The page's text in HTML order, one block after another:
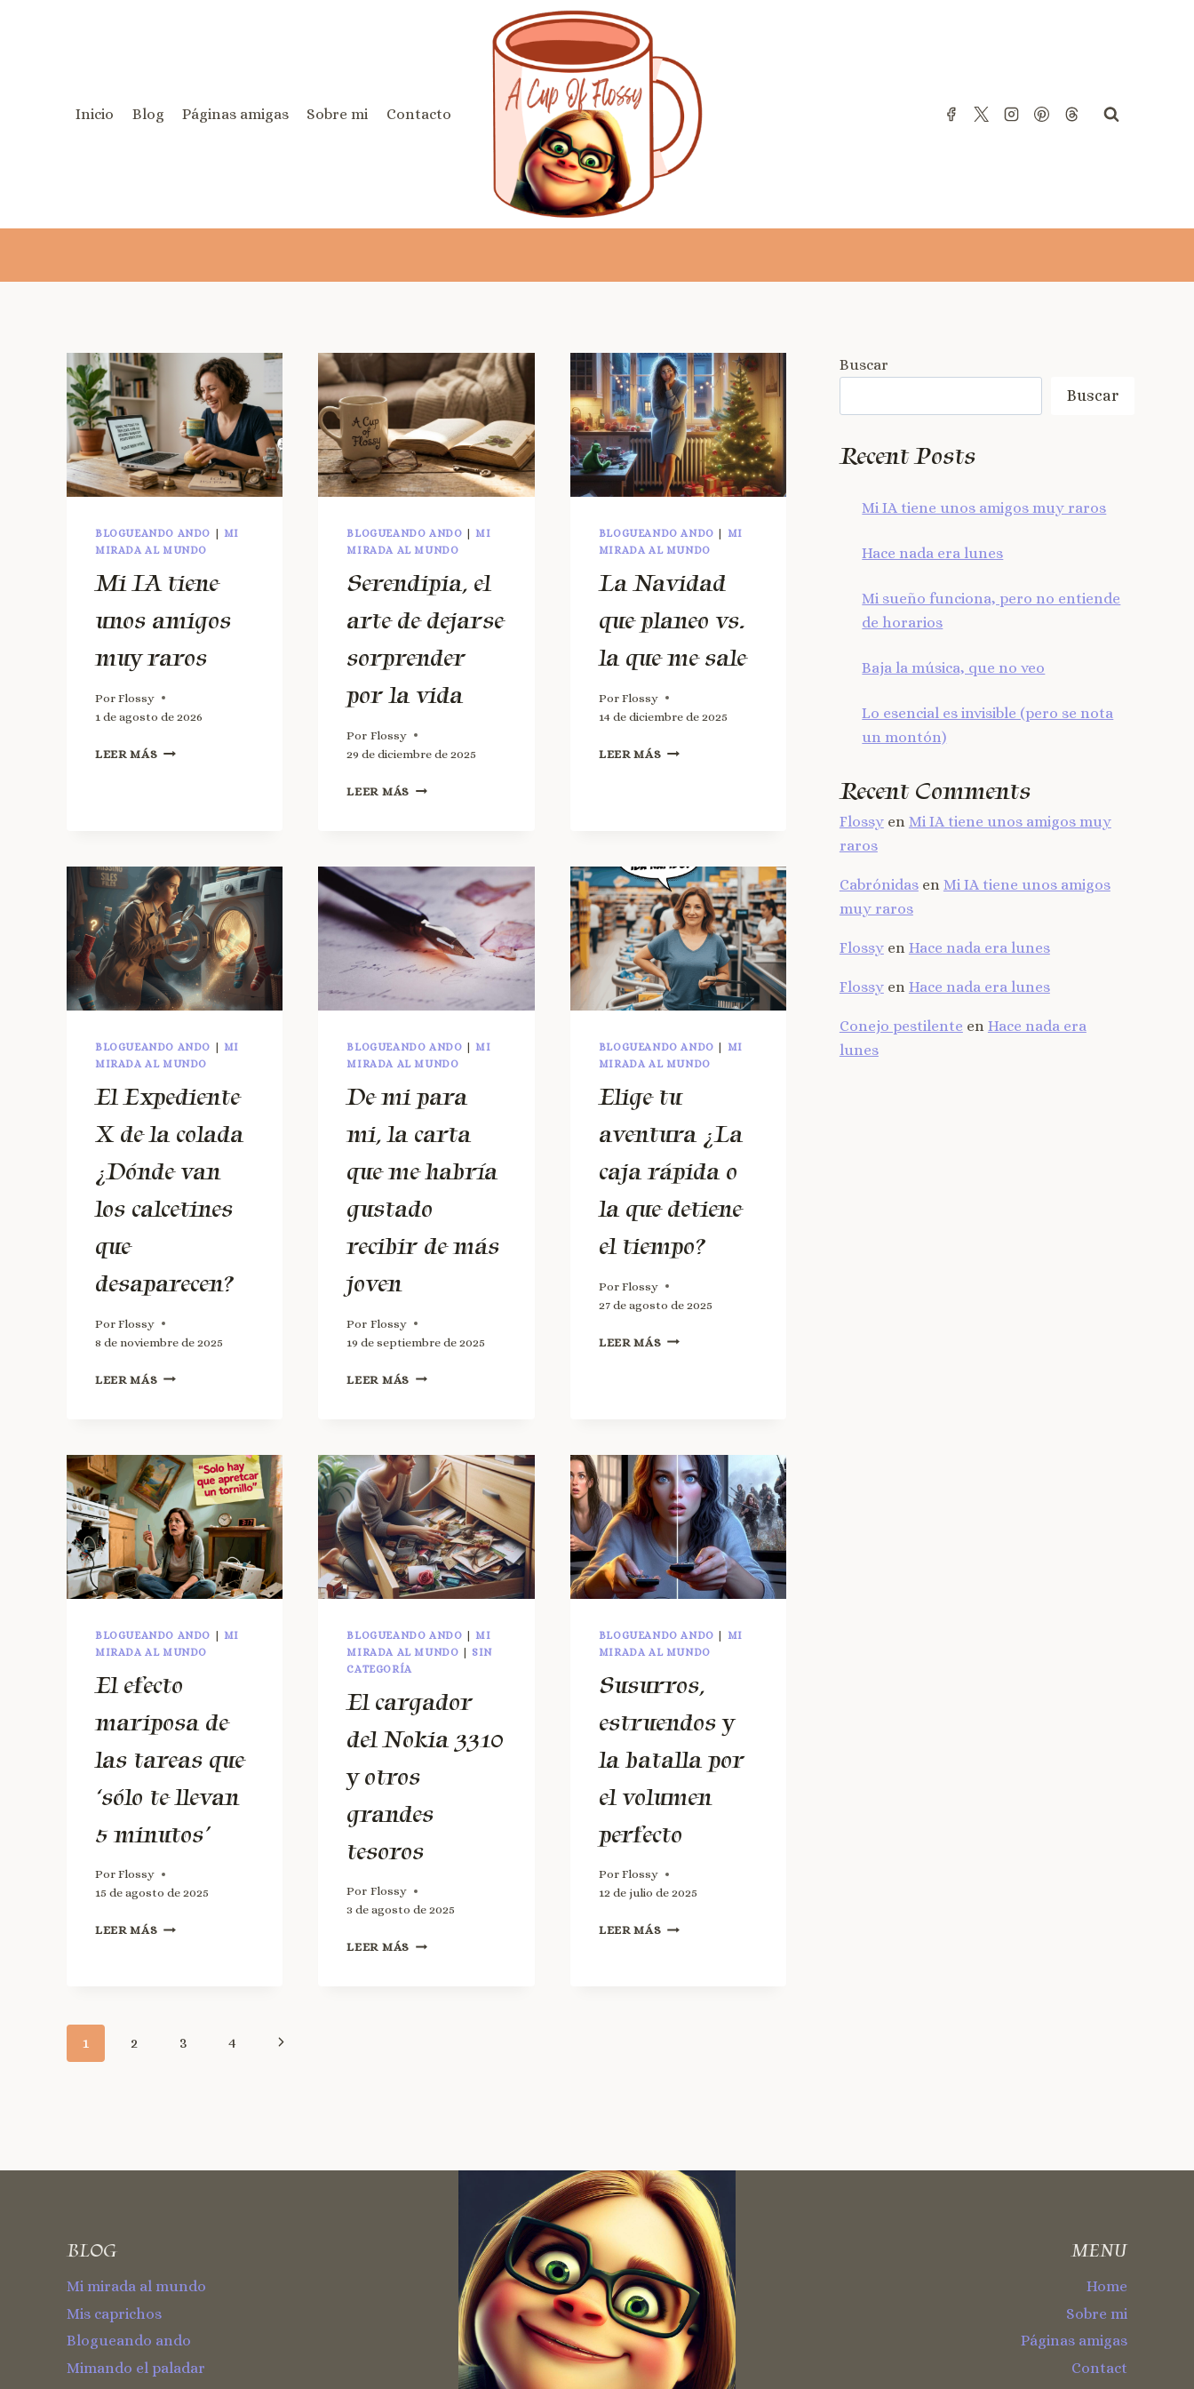
Inicio Blog Páginas amigas Sobre mi Contacto
BLOGUEANDO ANDO
MI
MIRADA AL MUNDO
Mi IA tiene
unos amigos
muy raros
Por Flossy
1 de agosto de 2026
LEER MÁS
BLOGUEANDO ANDO
MI
MIRADA AL MUNDO
Serendipia, el
arte de dejarse
sorprender
por la vida
Por Flossy
29 de diciembre de 2025
LEER MÁS
BLOGUEANDO ANDO
MI
MIRADA AL MUNDO
La Navidad
que planeo vs.
la que me sale
Por Flossy
14 de diciembre de 2025
LEER MÁS
BLOGUEANDO ANDO
MI
MIRADA AL MUNDO
El Expediente
X de la colada
¿Dónde van
los calcetines
que
desaparecen?
Por Flossy
8 de noviembre de 2025
LEER MÁS
BLOGUEANDO ANDO
MI
MIRADA AL MUNDO
De mi para
mi, la carta
que me habría
gustado
recibir de más
joven
Por Flossy
19 de septiembre de 2025
LEER MÁS
BLOGUEANDO ANDO
MI
MIRADA AL MUNDO
Elige tu
aventura ¿La
caja rápida o
la que detiene
el tiempo?
Por Flossy
27 de agosto de 2025
LEER MÁS
BLOGUEANDO ANDO
MI
MIRADA AL MUNDO
El efecto
mariposa de
las tareas que
‘sólo te llevan
5 minutos’
Por Flossy
15 de agosto de 2025
LEER MÁS
BLOGUEANDO ANDO
MI
MIRADA AL MUNDO
SIN
CATEGORÍA
El cargador
del Nokia 3310
y otros
grandes
tesoros
Por Flossy
3 de agosto de 2025
LEER MÁS
BLOGUEANDO ANDO
MI
MIRADA AL MUNDO
Susurros,
estruendos y
la batalla por
el volumen
perfecto
Por Flossy
12 de julio de 2025
LEER MÁS
1 2 3 4
Buscar
Buscar
Recent Posts
Mi IA tiene unos amigos muy raros
Hace nada era lunes
Mi sueño funciona, pero no entiende
de horarios
Baja la música, que no veo
Lo esencial es invisible (pero se nota
un montón)
Recent Comments
Flossyen Mi IA tiene unos amigos muy
raros
Cabrónidasen Mi IA tiene unos amigos
muy raros
Flossyen Hace nada era lunes
Flossyen Hace nada era lunes
Conejo pestilente en Hace nada era
lunes
BLOG
Mi mirada al mundo
Mis caprichos
Blogueando ando
Mimando el paladar
MENU
Home
Sobre mi
Páginas amigas
Contact